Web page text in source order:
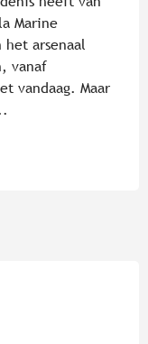
Marine
het arsenaal
vanaf
vandaag. Maar